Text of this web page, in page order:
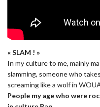
« SLAM ! »
In my culture to me, mainly
slamming, someone who
screaming like a wolf in
People my age who were